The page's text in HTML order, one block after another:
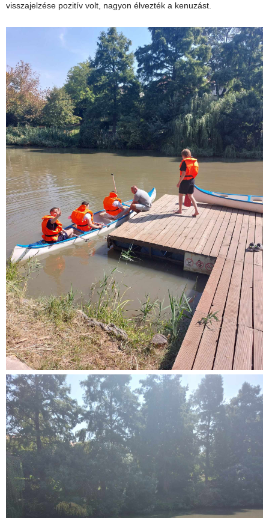
visszajelzése pozitív volt, nagyon élvezték a kenuzást.